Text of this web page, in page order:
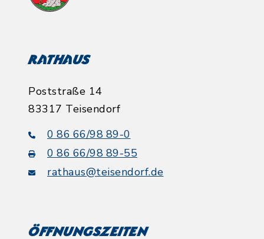
Rathaus
Poststraße 14
83317 Teisendorf
0 86 66/98 89-0
0 86 66/98 89-55
rathaus@teisendorf.de
Öffnungszeiten